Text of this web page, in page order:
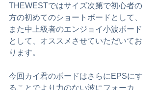
THEWESTではサイズ次第で初心者の
方の初めてのショートボードとして、
また中上級者のエンジョイ小波ボード
として、オススメさせていただいてお
ります。
今回カイ君のボードはさらにEPSにす
ることでより力のない波にフォーカ